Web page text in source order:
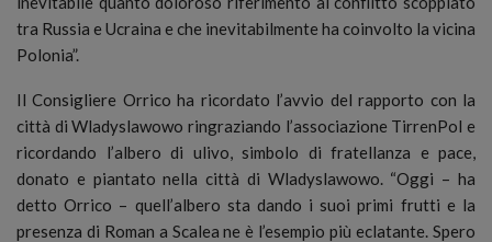
tra Russia e Ucraina e che inevitabilmente ha coinvolto la vicina
Polonia”.
Il Consigliere Orrico ha ricordato l’avvio del rapporto con la
città di Wladyslawowo ringraziando l’associazione TirrenPol e
ricordando l’albero di ulivo, simbolo di fratellanza e pace,
donato e piantato nella città di Wladyslawowo. “Oggi – ha
detto Orrico – quell’albero sta dando i suoi primi frutti e la
presenza di Roman a Scalea ne è l’esempio più eclatante. Spero